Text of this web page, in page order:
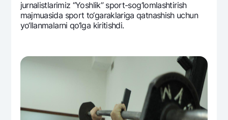
jurnalistlarimiz “Yoshlik” sport-sog‘lomlashtirish
majmuasida sport to‘garaklariga qatnashish uchun
yo‘llanmalarni qo‘lga kiritishdi.